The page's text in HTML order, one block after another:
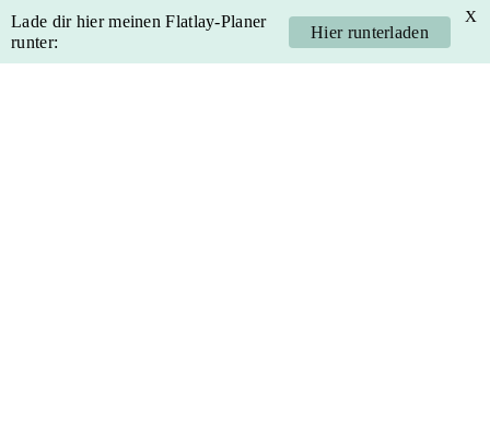
Skip
Skip
Skip
Skip
Lade dir hier meinen Flatlay-Planer
runter:
Hier runterladen
X